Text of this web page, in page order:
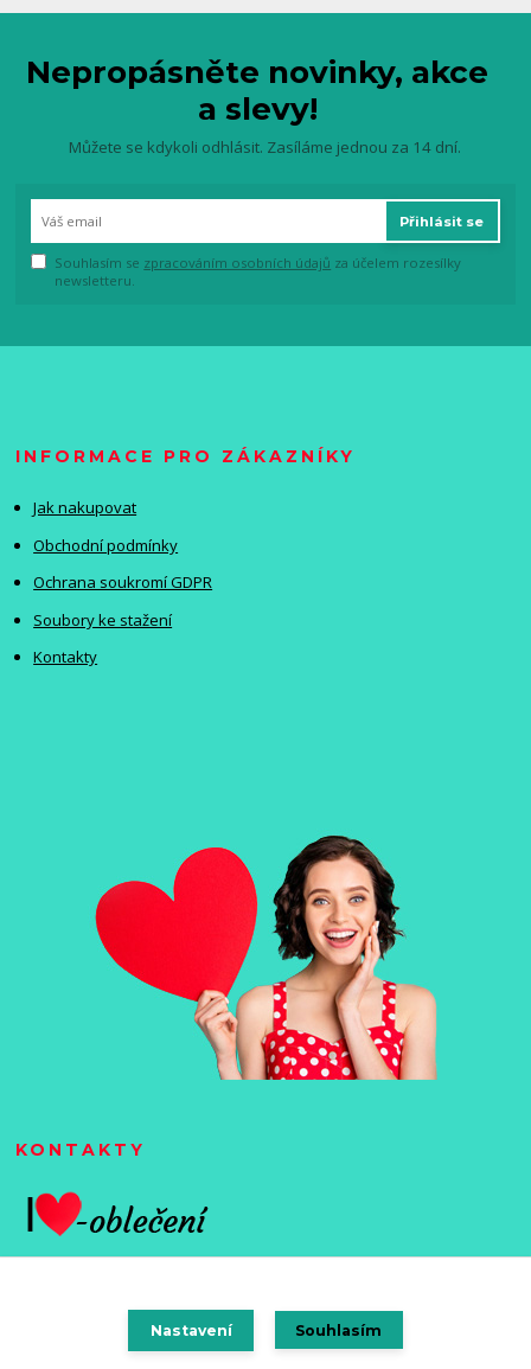
Nepropásněte novinky, akce
a slevy!
Můžete se kdykoli odhlásit. Zasíláme jednou za 14 dní.
Přihlásit se
Souhlasím se zpracováním osobních údajů za účelem rozesílky
newsletteru.
INFORMACE PRO ZÁKAZNÍKY
Jak nakupovat
Obchodní podmínky
Ochrana soukromí GDPR
Soubory ke stažení
Kontakty
KONTAKTY
Nastavení Souhlasím